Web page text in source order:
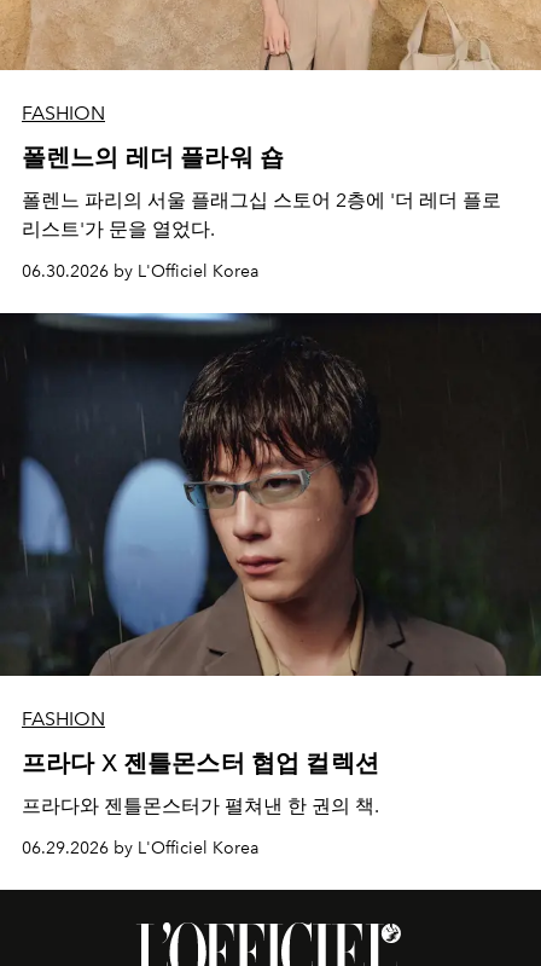
FASHION
폴렌느의 레더 플라워 숍
폴렌느 파리의 서울 플래그십 스토어 2층에 '더 레더 플로
리스트'가 문을 열었다.
06.30.2026 by L'Officiel Korea
FASHION
프라다 X 젠틀몬스터 협업 컬렉션
프라다와 젠틀몬스터가 펼쳐낸 한 권의 책.
06.29.2026 by L'Officiel Korea